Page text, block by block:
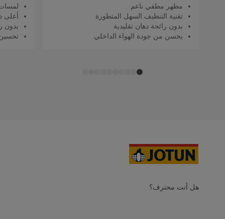
مظهر مطفي ناعم
تقنية التنظيف السهل المتطورة
بدون رائحة دهان تقليدية
يحسن من جودة الهواء الداخلي
أعلى
بدون
هل أنت محترف؟